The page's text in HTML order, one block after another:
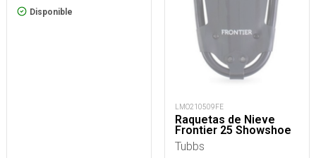
Disponible
LMO210509FE
Raquetas de Nieve
Frontier 25 Showshoe
Tubbs